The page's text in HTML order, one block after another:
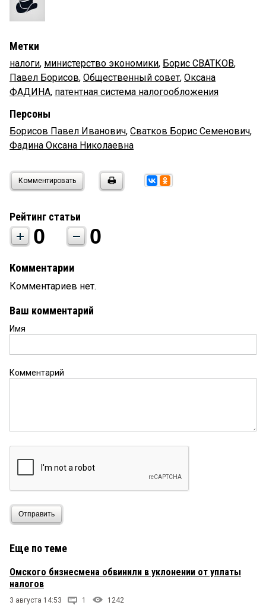
Метки
налоги, министерство экономики, Борис СВАТКОВ,
Павел Борисов, Общественный совет, Оксана
ФАДИНА, патентная система налогообложения
Персоны
Борисов Павел Иванович, Сватков Борис Семенович,
Фадина Оксана Николаевна
Комментировать
Рейтинг статьи
0 0
Комментарии
Комментариев нет.
Ваш комментарий
Имя
Комментарий
Отправить
Еще по теме
Омского бизнесмена обвинили в уклонении от уплаты
налогов
3 августа 14:53 1 1242